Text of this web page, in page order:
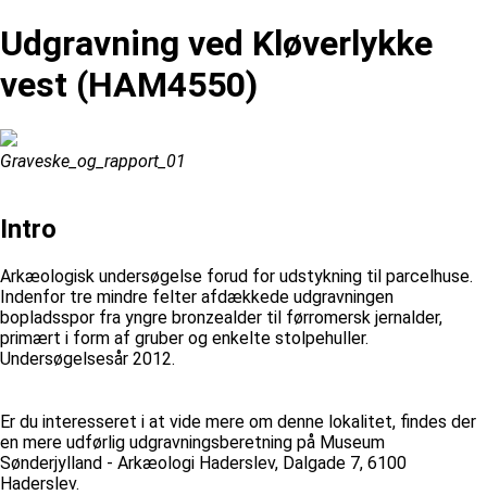
Udgravning ved Kløverlykke
vest (HAM4550)
Graveske_og_rapport_01
Intro
Arkæologisk undersøgelse forud for udstykning til parcelhuse.
Indenfor tre mindre felter afdækkede udgravningen
bopladsspor fra yngre bronzealder til førromersk jernalder,
primært i form af gruber og enkelte stolpehuller.
Undersøgelsesår 2012.
Er du interesseret i at vide mere om denne lokalitet, findes der
en mere udførlig udgravningsberetning på Museum
Sønderjylland - Arkæologi Haderslev, Dalgade 7, 6100
Haderslev.